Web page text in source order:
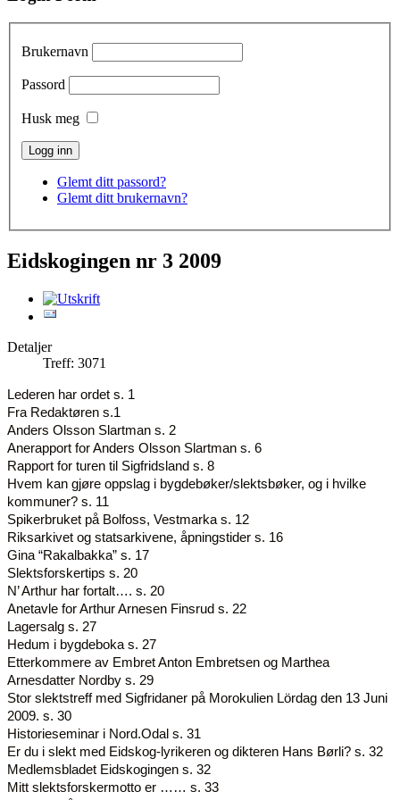
Brukernavn
Passord
Husk meg
Glemt ditt passord?
Glemt ditt brukernavn?
Eidskogingen nr 3 2009
Detaljer
Treff: 3071
Lederen har ordet s. 1
Fra Redaktøren s.1
Anders Olsson Slartman s. 2
Anerapport for Anders Olsson Slartman s. 6
Rapport for turen til Sigfridsland s. 8
Hvem kan gjøre oppslag i bygdebøker/slektsbøker, og i hvilke
kommuner? s. 11
Spikerbruket på Bolfoss, Vestmarka s. 12
Riksarkivet og statsarkivene, åpningstider s. 16
Gina “Rakalbakka” s. 17
Slektsforskertips s. 20
N’ Arthur har fortalt…. s. 20
Anetavle for Arthur Arnesen Finsrud s. 22
Lagersalg s. 27
Hedum i bygdeboka s. 27
Etterkommere av Embret Anton Embretsen og Marthea
Arnesdatter Nordby s. 29
Stor slektstreff med Sigfridaner på Morokulien Lördag den 13 Juni
2009. s. 30
Historieseminar i Nord.Odal s. 31
Er du i slekt med Eidskog-lyrikeren og dikteren Hans Børli? s. 32
Medlemsbladet Eidskogingen s. 32
Mitt slektsforskermotto er …… s. 33